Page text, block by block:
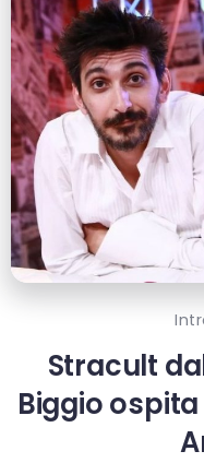
Stracult
Biggio